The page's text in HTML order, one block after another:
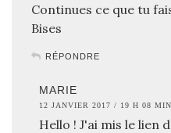
Continues ce que tu
Bises
RÉPONDRE
MARIE
12 JANVIER 2017 / 19 H 08 MIN
Hello ! J'ai mis le lien